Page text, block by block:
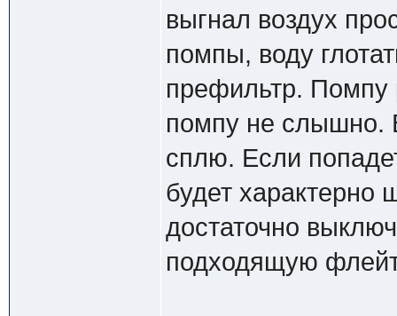
выгнал воздух
помпы, воду
префильтр. Помпу
помпу не слышно.
сплю. Если
будет характерно
достаточно
подходящую